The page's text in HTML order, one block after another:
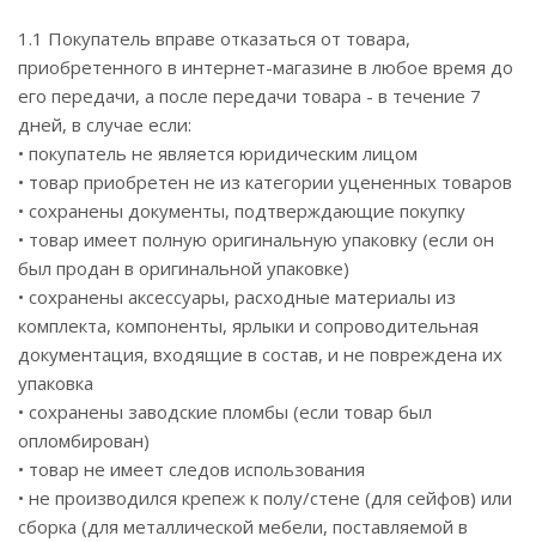
1.1 Покупатель вправе отказаться от товара,
приобретенного в интернет-магазине в любое время до
его передачи, а после передачи товара - в течение 7
дней, в случае если:
• покупатель не является юридическим лицом
• товар приобретен не из категории уцененных товаров
• сохранены документы, подтверждающие покупку
• товар имеет полную оригинальную упаковку (если он
был продан в оригинальной упаковке)
• сохранены аксессуары, расходные материалы из
комплекта, компоненты, ярлыки и сопроводительная
документация, входящие в состав, и не повреждена их
упаковка
• сохранены заводские пломбы (если товар был
опломбирован)
• товар не имеет следов использования
• не производился крепеж к полу/стене (для сейфов) или
сборка (для металлической мебели, поставляемой в